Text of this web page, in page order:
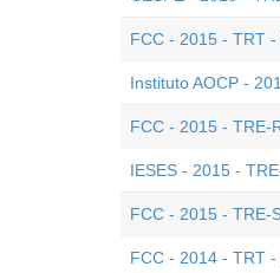
FCC - 2015 - TRT
Instituto AOCP -
FCC - 2015 - TRE-
IESES - 2015 -
FCC - 2015 - TRE-
FCC - 2014 - TRT